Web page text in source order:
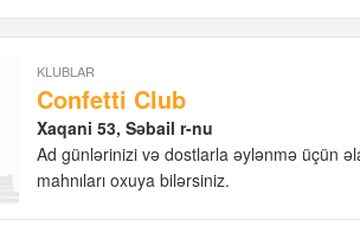
KLUBLAR
Confetti Club
Xaqani 53, Səbail r-nu
Ad günlərinizi və dostlarla əylənmə üçün
mahnıları oxuya bilərsiniz.